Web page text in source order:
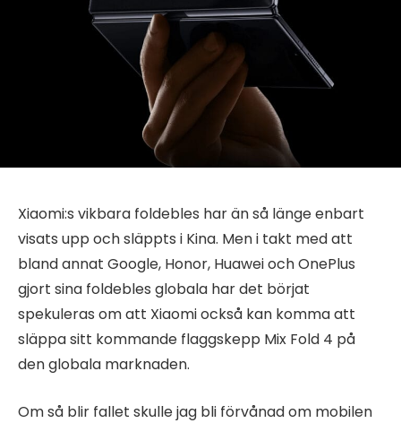
Xiaomi:s vikbara foldebles har än så länge enbart
visats upp och släppts i Kina. Men i takt med att
bland annat Google, Honor, Huawei och OnePlus
gjort sina foldebles globala har det börjat
spekuleras om att Xiaomi också kan komma att
släppa sitt kommande flaggskepp Mix Fold 4 på
den globala marknaden.
Om så blir fallet skulle jag bli förvånad om mobilen